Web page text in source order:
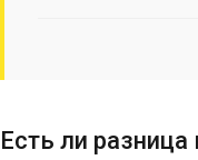
Есть ли